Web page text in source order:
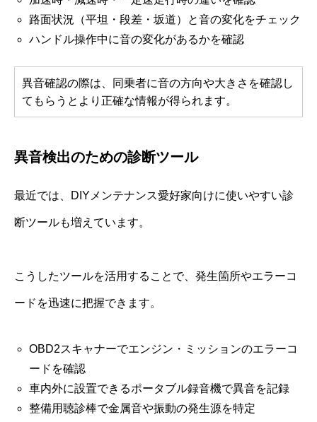
路面状況（平坦・段差・坂道）と音の変化をチェック
ハンドル操作中に音の変化があるかを確認
異音確認の際は、同乗者に音の方向や大きさを確認し
てもらうとより正確な情報が得られます。
異音検出のための診断ツール
最近では、DIYメンテナンス愛好家向けに使いやすい診
断ツールも増えています。
こうしたツールを活用することで、発生箇所やエラーコ
ードを迅速に把握できます。
OBD2スキャナーでエンジン・ミッションのエラーコ
ードを確認
車内外に設置できるポータブル録音機で異音を記録
整備用聴診棒で金属音や振動の発生源を特定